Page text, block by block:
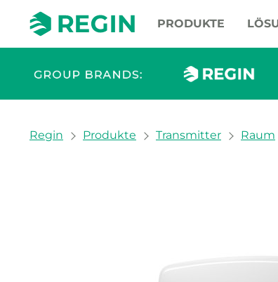
PRODUKTE
You are here:
Regin Produkte Transmitter Raum